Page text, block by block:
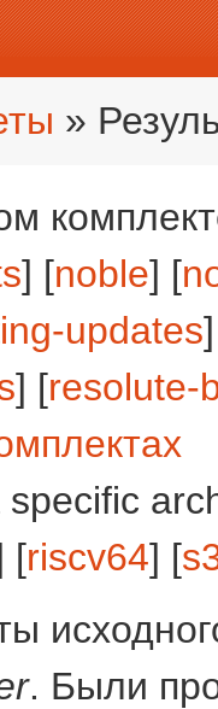
»
] [noble] [
updates
] [resolute-
[riscv64] [
. Были